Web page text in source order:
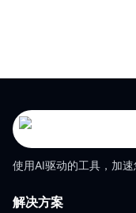
使用AI驱动的工具，加
解决方案